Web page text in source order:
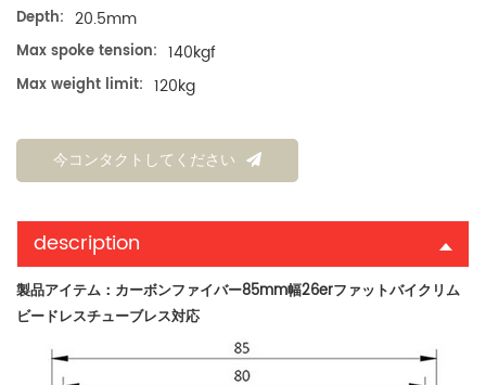
Depth: 20.5mm
Max spoke tension: 140kgf
Max weight limit: 120kg
今コンタクトしてください
description
製品アイテム：カーボンファイバー85mm幅26erファットバイクリム
ビードレスチューブレス対応